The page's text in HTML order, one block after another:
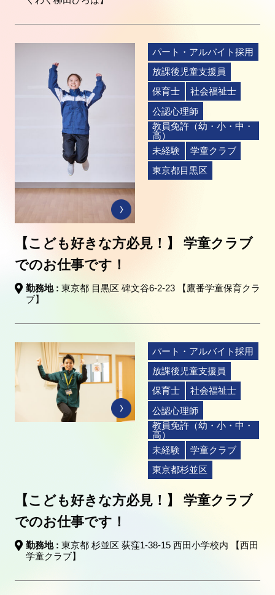
パート・アルバイト採用
放課後児童支援員
保育士
社会福祉士
公認心理師
教員免許（幼・小・中・
高）
未経験
学童クラブ
東京都目黒区
【こども好きな方必見！】 学童クラブ
でのお仕事です！
勤務地 : 東京都 目黒区 碑文谷6-2-23 【鷹番学童保育クラ
ブ】
パート・アルバイト採用
放課後児童支援員
保育士
社会福祉士
公認心理師
教員免許（幼・小・中・
高）
未経験
学童クラブ
東京都杉並区
【こども好きな方必見！】 学童クラブ
でのお仕事です！
勤務地 : 東京都 杉並区 荻窪1-38-15 西田小学校内 【西田
学童クラブ】